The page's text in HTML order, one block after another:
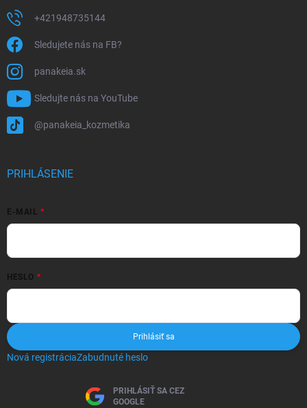
+421948735144
Sledujete nás na FB?
panakeia.sk
Sledujte nás na YouTube
@panakeia_kozmetika
PRIHLÁSENIE
E-MAIL
HESLO
Prihlásiť sa
Nová registráciaZabudnuté heslo
PRIHLÁSIŤ SA CEZ
GOOGLE